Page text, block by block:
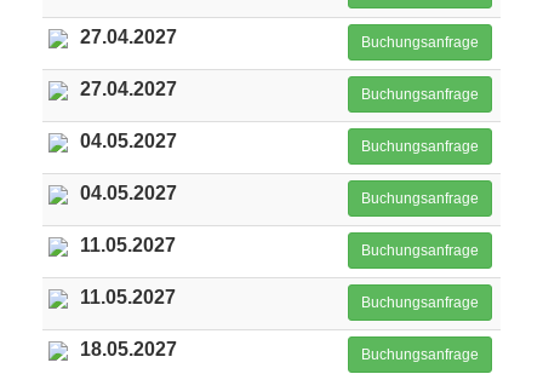
27.04.2027 Buchungsanfrage
27.04.2027 Buchungsanfrage
04.05.2027 Buchungsanfrage
04.05.2027 Buchungsanfrage
11.05.2027 Buchungsanfrage
11.05.2027 Buchungsanfrage
18.05.2027 Buchungsanfrage